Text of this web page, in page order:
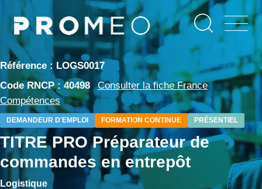
contenu
principal
Référence : LOGS0017
Code RNCP : 40498
Consulter la fiche France
Compétences
DEMANDEUR D'EMPLOI FORMATION CONTINUE PRÉSENTIEL
TITRE PRO Préparateur de
commandes en entrepôt
Logistique
Panneau de gestion des cookies